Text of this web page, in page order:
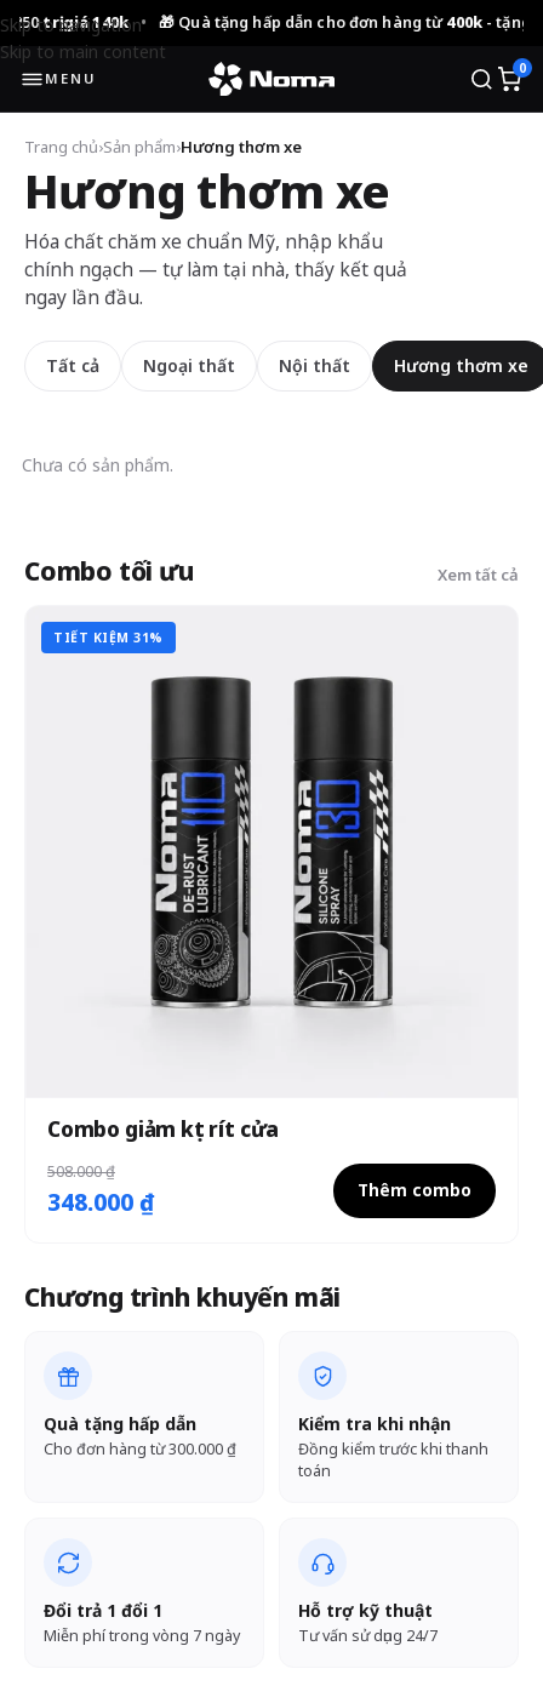
trị giá 140k • 🎁 Quà tặng hấp dẫn cho đơn hàng từ 400k- tặng 01
MENU
0
Trang chủ›Sản phẩm›Hương thơm xe
Hương thơm xe
Hóa chất chăm xe chuẩn Mỹ, nhập khẩu
chính ngạch — tự làm tại nhà, thấy kết quả
ngay lần đầu.
Tất cả Ngoại thất Nội thất Hương thơm xe
Chưa có sản phẩm.
Combo tối ưu Xem tất cả
TIẾT KIỆM 31%
Combo giảm kẹt rít cửa
508.000 ₫
348.000 ₫ Thêm combo
Chương trình khuyến mãi
Quà tặng hấp dẫn
Cho đơn hàng từ 300.000 ₫
Kiểm tra khi nhận
Đồng kiểm trước khi thanh
toán
Đổi trả 1 đổi 1
Miễn phí trong vòng 7 ngày
Hỗ trợ kỹ thuật
Tư vấn sử dụng 24/7
Skip to navigation
Skip to main content